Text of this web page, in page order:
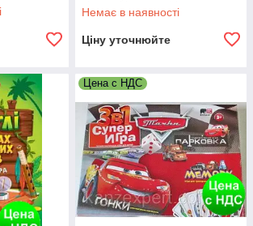
Немає в наявності
Ціну уточнюйте
Цена с НДС